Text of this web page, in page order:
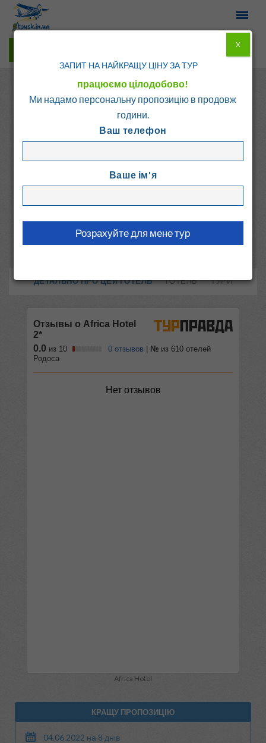
Греція о. Родос
Греція, о. Родос
ДЕТАЛЬНО ПРО ЦЕЙ ГОТЕЛЬ ГОТЕЛЬ ТУРИ
Africa Hotel
КРАЩУ ПРОПОЗИЦІЮ
04.06.2022 на 8 днів
ЗАПИТ НА НАЙКРАЩУ ЦІНУ ЗА ТУР
працюємо цілодобово!
Ми надамо персональну пропозицію в продовж
години.
Ваш телефон
Ваше ім'я
X